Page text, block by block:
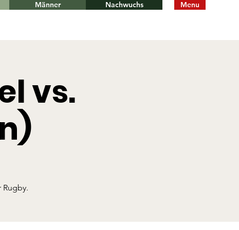
Männer Nachwuchs Menu
vs.
Rugby.